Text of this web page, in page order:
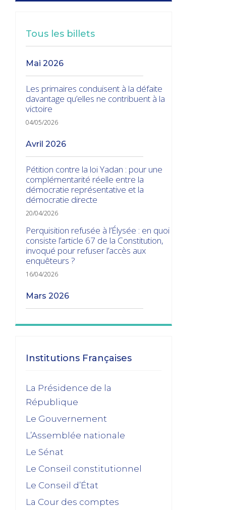
Tous les billets
mai 2026
Les primaires conduisent à la défaite
davantage qu’elles ne contribuent à la
victoire
04/05/2026
avril 2026
Pétition contre la loi Yadan : pour une
complémentarité réelle entre la
démocratie représentative et la
démocratie directe
20/04/2026
Perquisition refusée à l’Élysée : en quoi
consiste l’article 67 de la Constitution,
invoqué pour refuser l’accès aux
enquêteurs ?
16/04/2026
mars 2026
Les transitions gouvernementales
janvier 2026
Dissolution ? Probabilité faible et risque
fort
15/01/2026
Feuilleton budgétaire : un 49, 3 sinon
novembre 2025
Institutions Françaises
La Présidence de la
République
Le Gouvernement
L’Assemblée nationale
Le Sénat
Le Conseil constitutionnel
Le Conseil d’État
La Cour des comptes